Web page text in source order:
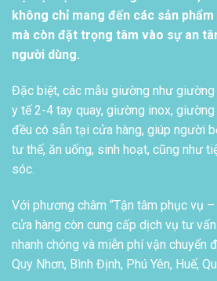
không chỉ mang đến các sản
mà còn đặt trọng tâm vào sự an
người dùng.
Đặc biệt, các mẫu giường như
y tế 2-4 tay quay, giường inox,
đều có sẵn tại cửa hàng, giúp người
tư thế, ăn uống, sinh hoạt, cũng như
sóc.
Với phương châm “Tận tâm phục vụ
cửa hàng còn cung cấp dịch vụ tư
nhanh chóng và miễn phí vận chuyển
Quy Nhơn, Bình Định, Phú Yên, Huế,